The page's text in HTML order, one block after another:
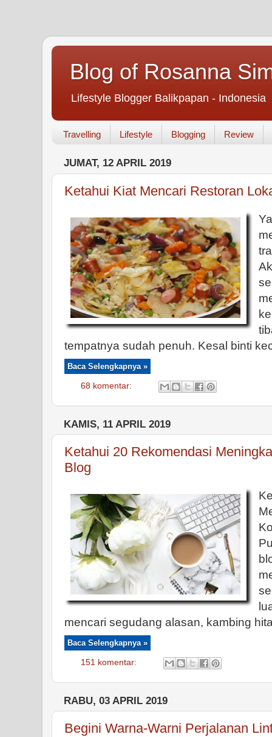
Blog of Rosanna
Lifestyle Blogger Balikpapan - Indonesia
Travelling Lifestyle Blogging Review
JUMAT, 12 APRIL 2019
Ketahui Kiat Mencari Restoran
tempatnya sudah penuh. Kesal binti
Baca Selengkapnya »
68 komentar:
KAMIS, 11 APRIL 2019
Ketahui 20 Rekomendasi
Blog
mencari segudang alasan, kambing
Baca Selengkapnya »
151 komentar:
RABU, 03 APRIL 2019
Begini Warna-Warni Perjalanan